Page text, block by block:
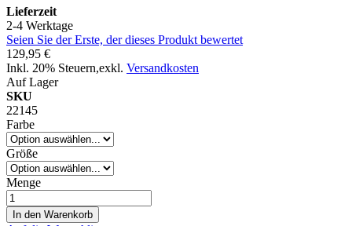
Lieferzeit
2-4 Werktage
Seien Sie der Erste, der dieses Produkt bewertet
129,95 €
Inkl. 20% Steuern,exkl. Versandkosten
Auf Lager
SKU
22145
Farbe
Größe
Menge
In den Warenkorb